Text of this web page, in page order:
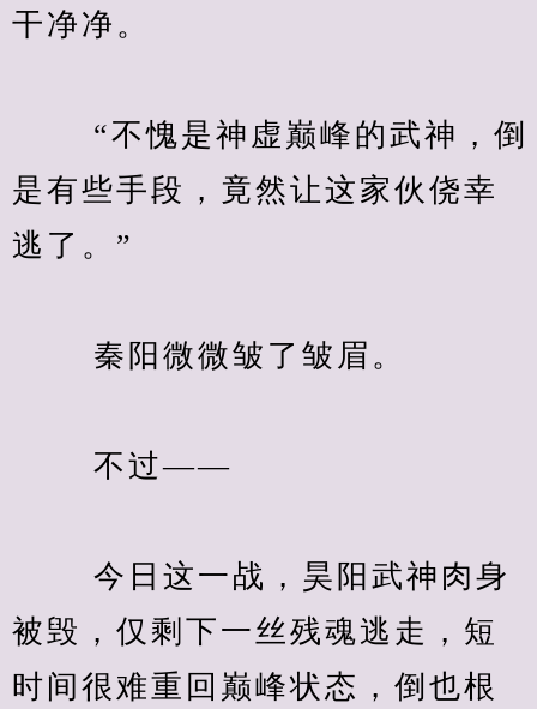
干净净。
“不愧是神虚巅峰的武神，倒
是有些手段，竟然让这家伙侥幸
逃了。”
秦阳微微皱了皱眉。
不过——
今日这一战，昊阳武神肉身
被毁，仅剩下一丝残魂逃走，短
时间很难重回巅峰状态，倒也根